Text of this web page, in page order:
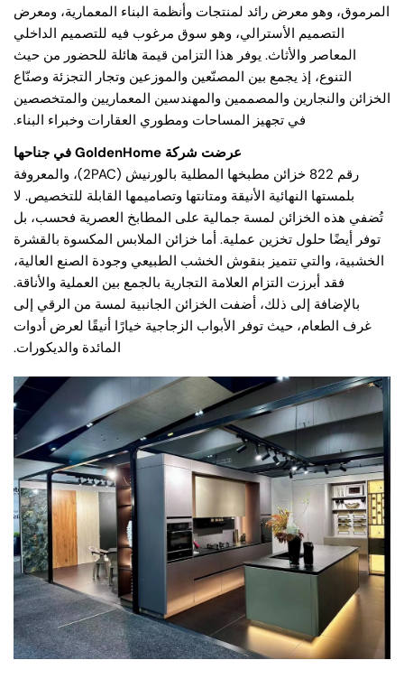
المرموق، وهو معرض رائد لمنتجات وأنظمة البناء المعمارية، ومعرض
التصميم الأسترالي، وهو سوق مرغوب فيه للتصميم الداخلي
المعاصر والأثاث. يوفر هذا التزامن قيمة هائلة للحضور من حيث
التنوع، إذ يجمع بين المصنّعين والموزعين وتجار التجزئة وصنّاع
الخزائن والنجارين والمصممين والمهندسين المعماريين والمتخصصين
في تجهيز المساحات ومطوري العقارات وخبراء البناء.
عرضت شركة GoldenHome في جناحها
رقم 822 خزائن مطبخها المطلية بالورنيش (2PAC)، والمعروفة
بلمستها النهائية الأنيقة ومتانتها وتصاميمها القابلة للتخصيص. لا
تُضفي هذه الخزائن لمسة جمالية على المطابخ العصرية فحسب، بل
توفر أيضًا حلول تخزين عملية. أما خزائن الملابس المكسوة بالقشرة
الخشبية، والتي تتميز بنقوش الخشب الطبيعي وجودة الصنع العالية،
فقد أبرزت التزام العلامة التجارية بالجمع بين العملية والأناقة.
بالإضافة إلى ذلك، أضفت الخزائن الجانبية لمسة من الرقي إلى
غرف الطعام، حيث توفر الأبواب الزجاجية خيارًا أنيقًا لعرض أدوات
المائدة والديكورات.